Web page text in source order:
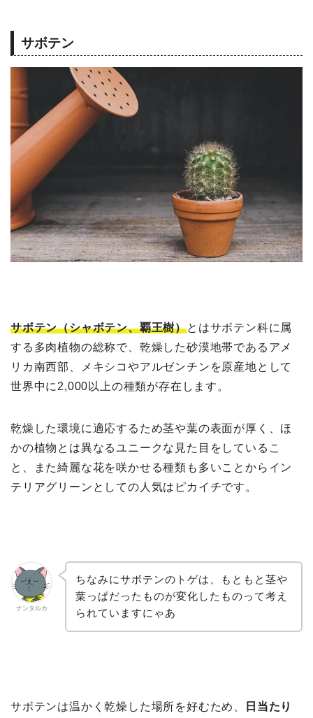
サボテン
サボテン（シャボテン、覇王樹）とはサボテン科に属
する多肉植物の総称で、乾燥した砂漠地帯であるアメ
リカ南西部、メキシコやアルゼンチンを原産地として
世界中に2,000以上の種類が存在します。
乾燥した環境に適応するため茎や葉の表面が厚く、ほ
かの植物とは異なるユニークな見た目をしているこ
と、また綺麗な花を咲かせる種類も多いことからイン
テリアグリーンとしての人気はピカイチです。
ナンタルカ
ちなみにサボテンのトゲは、もともと茎や
葉っぱだったものが変化したものって考え
られていますにゃあ
サボテンは温かく乾燥した場所を好むため、
日当たり